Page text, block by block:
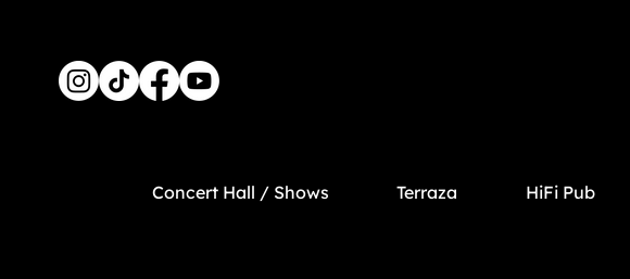
Concert Hall / Shows Terraza HiFi Pub